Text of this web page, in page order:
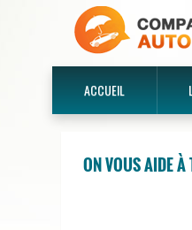
ACCUEIL
ON VOUS AIDE À